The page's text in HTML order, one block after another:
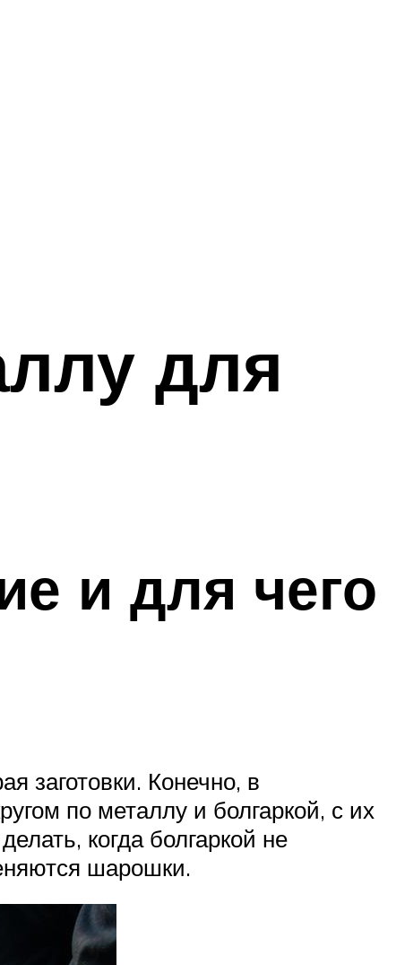
для
и для чего
заготовки. Конечно, в
по металлу и болгаркой, с их
когда болгаркой не
шарошки.